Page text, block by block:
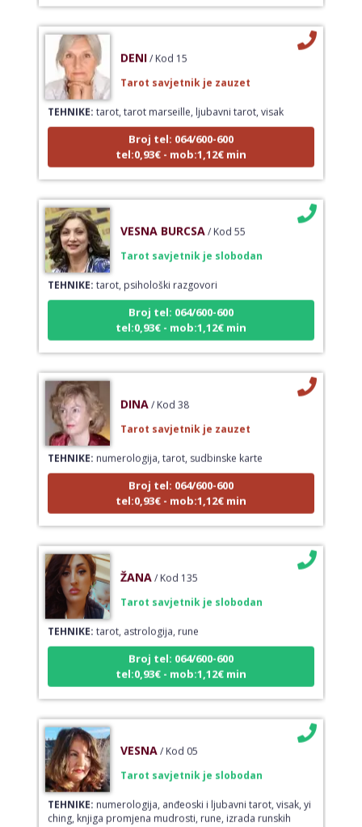
TEHNIKE:tarot, tarot marseille, ljubavni tarot, visak
Broj tel: 064/600-600
tel:0,93€ - mob:1,12€ min
TEHNIKE:tarot, psihološki razgovori
Broj tel: 064/600-600
tel:0,93€ - mob:1,12€ min
TEHNIKE:numerologija, tarot, sudbinske karte
Broj tel: 064/600-600
tel:0,93€ - mob:1,12€ min
TEHNIKE:tarot, astrologija, rune
Broj tel: 064/600-600
tel:0,93€ - mob:1,12€ min
TEHNIKE:numerologija, anđeoski i ljubavni tarot, visak, yi
ching, knjiga promjena mudrosti, rune, izrada runskih
amajlija